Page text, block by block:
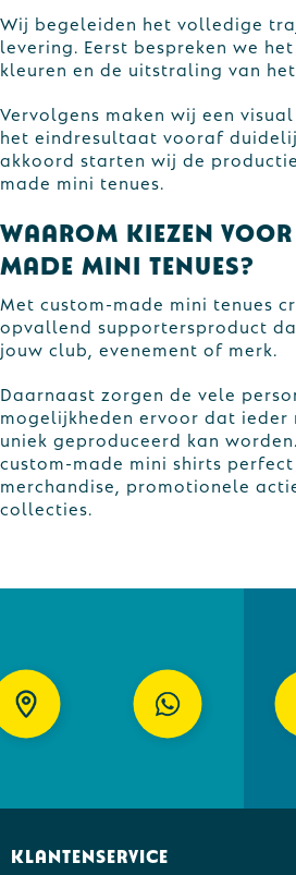
Wij begeleiden het volledige
levering. Eerst bespreken we
kleuren en de uitstraling van het
Vervolgens maken wij een
het eindresultaat vooraf
akkoord starten wij de
made mini tenues.
Waarom kiezen
made mini tenues?
Met custom-made mini tenues
opvallend supportersproduct
jouw club, evenement of merk.
Daarnaast zorgen de vele
mogelijkheden ervoor dat ieder
uniek geproduceerd kan
custom-made mini shirts
merchandise, promotionele
collecties.
Klantenservice